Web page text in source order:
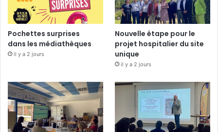
Pochettes surprises
dans les médiathèques
il y a 2 jours
Nouvelle étape pour le
projet hospitalier du site
unique
il y a 2 jours